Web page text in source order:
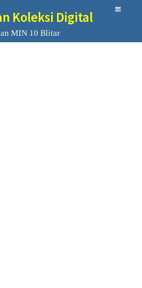
Koleksi Digital
MIN 10 Blitar